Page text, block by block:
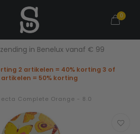
0
in Benelux vanaf € 99
2 artikelen = 40% korting 3 of
= 50% korting
Complete Orange - 8.0